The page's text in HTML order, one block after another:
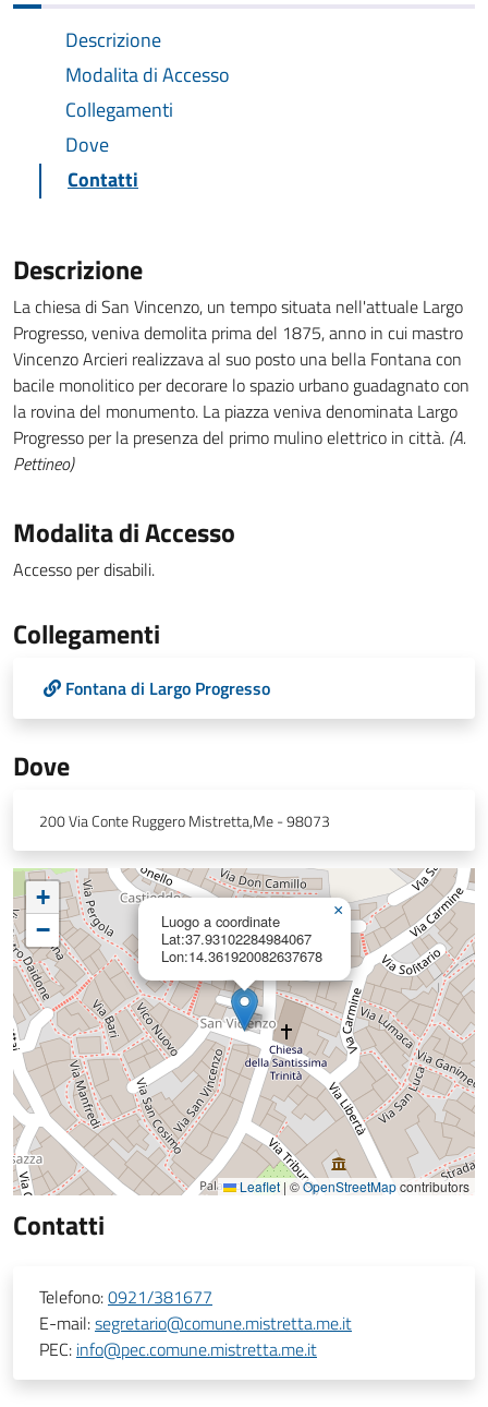
Descrizione
Modalita di Accesso
Collegamenti
Dove
Contatti
Descrizione
La chiesa di San Vincenzo, un tempo situata nell'attuale Largo
Progresso, veniva demolita prima del 1875, anno in cui mastro
Vincenzo Arcieri realizzava al suo posto una bella Fontana con
bacile monolitico per decorare lo spazio urbano guadagnato con
la rovina del monumento. La piazza veniva denominata Largo
Progresso per la presenza del primo mulino elettrico in città. (A.
Pettineo)
Modalita di Accesso
Accesso per disabili.
Collegamenti
Fontana di Largo Progresso
Dove
200 Via Conte Ruggero Mistretta,Me - 98073
Luogo a coordinate
Lat:37.93102284984067
Lon:14.361920082637678
×
+
−
Leaflet | ©OpenStreetMapcontributors
Contatti
Telefono:0921/381677
E-mail:segretario@comune.mistretta.me.it
PEC: info@pec.comune.mistretta.me.it